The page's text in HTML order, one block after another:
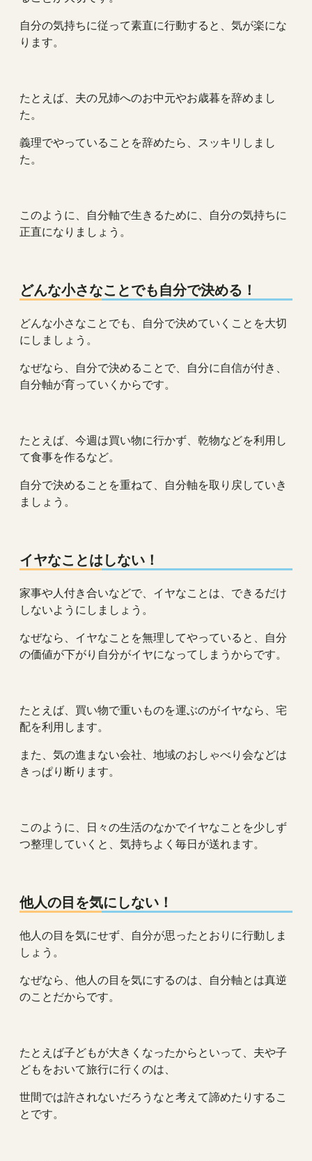
自分の気持ちに従って素直に行動すると、気が楽にな
ります。
たとえば、夫の兄姉へのお中元やお歳暮を辞めまし
た。
義理でやっていることを辞めたら、スッキリしまし
た。
このように、自分軸で生きるために、自分の気持ちに
正直になりましょう。
どんな小さなことでも自分で決める！
どんな小さなことでも、自分で決めていくことを大切
にしましょう。
なぜなら、自分で決めることで、自分に自信が付き、
自分軸が育っていくからです。
たとえば、今週は買い物に行かず、乾物などを利用し
て食事を作るなど。
自分で決めることを重ねて、自分軸を取り戻していき
ましょう。
イヤなことはしない！
家事や人付き合いなどで、イヤなことは、できるだけ
しないようにしましょう。
なぜなら、イヤなことを無理してやっていると、自分
の価値が下がり自分がイヤになってしまうからです。
たとえば、買い物で重いものを運ぶのがイヤなら、宅
配を利用します。
また、気の進まない会社、地域のおしゃべり会などは
きっぱり断ります。
このように、日々の生活のなかでイヤなことを少しず
つ整理していくと、気持ちよく毎日が送れます。
他人の目を気にしない！
他人の目を気にせず、自分が思ったとおりに行動しま
しょう。
なぜなら、他人の目を気にするのは、自分軸とは真逆
のことだからです。
たとえば子どもが大きくなったからといって、夫や子
どもをおいて旅行に行くのは、
世間では許されないだろうなと考えて諦めたりするこ
とです。